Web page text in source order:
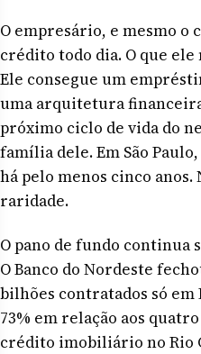
O empresário, e mesmo o
crédito todo dia. O que
Ele consegue um
uma arquitetura
próximo ciclo de vida do
família dele. Em São
há pelo menos cinco anos.
raridade.
O pano de fundo continua
O Banco do Nordeste
bilhões contratados só em
73% em relação aos
crédito imobiliário no Rio